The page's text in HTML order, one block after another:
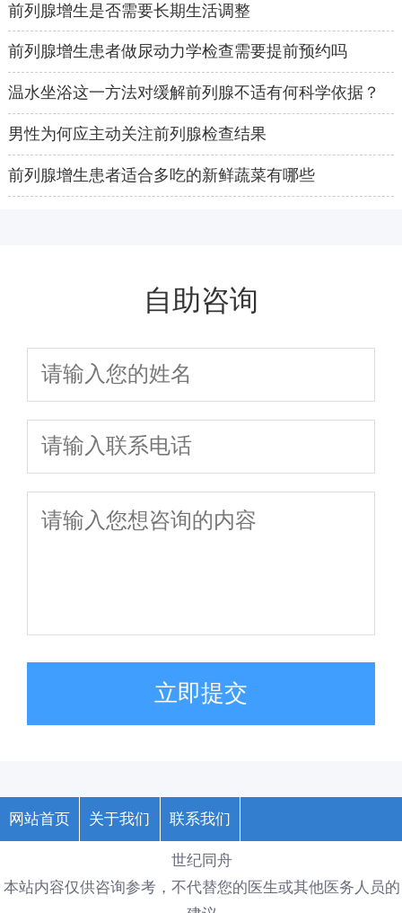
前列腺增生是否需要长期生活调整
前列腺增生患者做尿动力学检查需要提前预约吗
温水坐浴这一方法对缓解前列腺不适有何科学依据？
男性为何应主动关注前列腺检查结果
前列腺增生患者适合多吃的新鲜蔬菜有哪些
自助咨询
立即提交
网站首页 关于我们 联系我们
世纪同舟
本站内容仅供咨询参考，不代替您的医生或其他医务人员的